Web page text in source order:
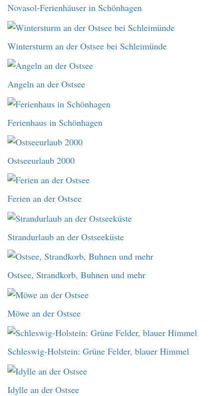
Novasol-Ferienhäuser in Schönhagen
Wintersturm an der Ostsee bei Schleimünde
Angeln an der Ostsee
Ferienhaus in Schönhagen
Ostseeurlaub 2000
Ferien an der Ostsee
Strandurlaub an der Ostseeküste
Ostsee, Strandkorb, Buhnen und mehr
Möwe an der Ostsee
Schleswig-Holstein: Grüne Felder, blauer Himmel
Idylle an der Ostsee